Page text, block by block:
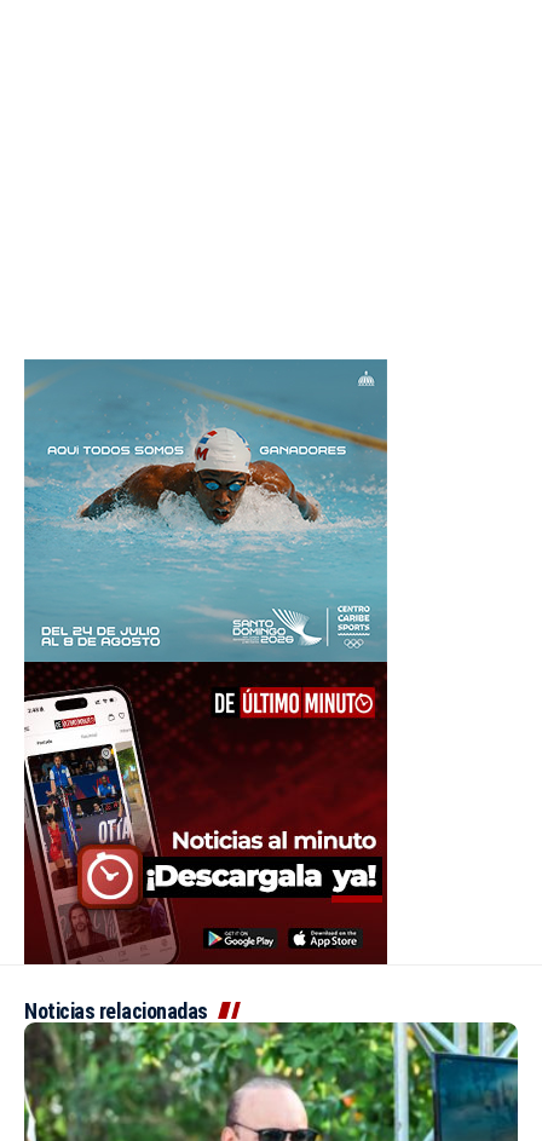
Noticias relacionadas